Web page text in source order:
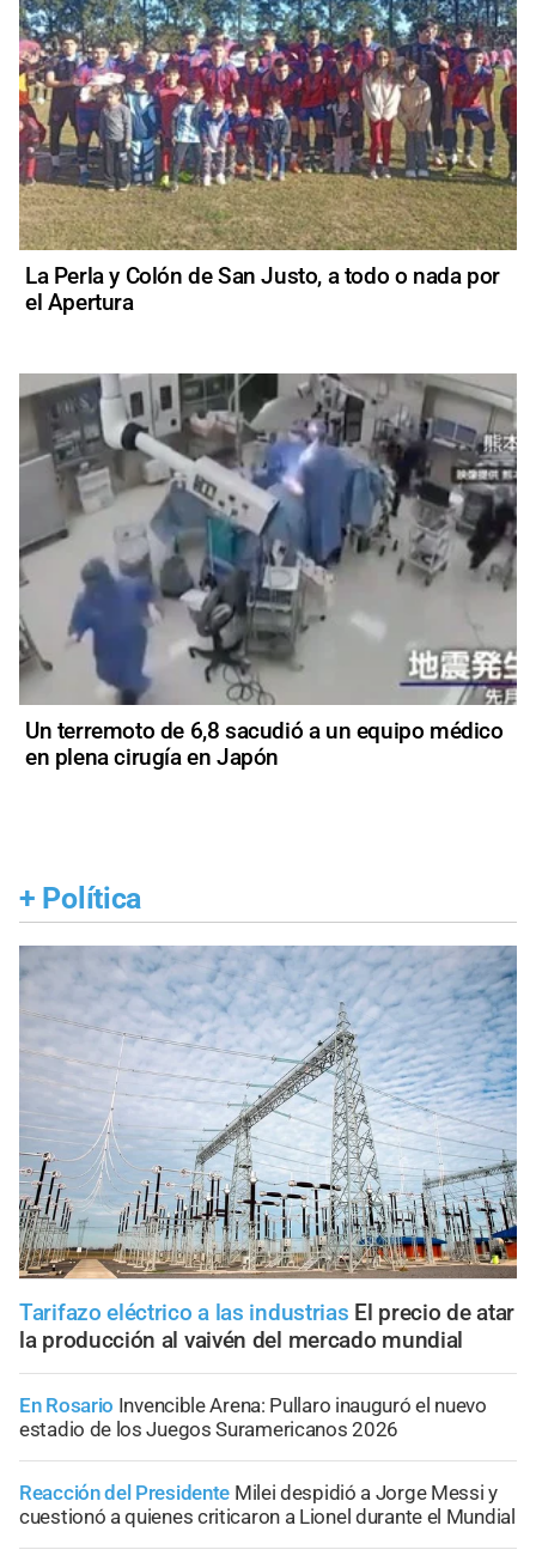
La Perla y Colón de San Justo, a todo o nada por
el Apertura
Un terremoto de 6,8 sacudió a un equipo médico
en plena cirugía en Japón
+ Política
Tarifazo eléctrico a las industrias El precio de atar
la producción al vaivén del mercado mundial
En Rosario Invencible Arena: Pullaro inauguró el nuevo
estadio de los Juegos Suramericanos 2026
Reacción del Presidente Milei despidió a Jorge Messi y
cuestionó a quienes criticaron a Lionel durante el Mundial